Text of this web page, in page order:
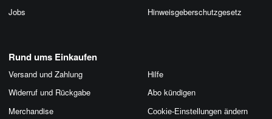
Jobs
Hinweis­geber­schutz­gesetz
Rund ums Einkaufen
Versand und Zahlung
Widerruf und Rückgabe
Merchandise
Hilfe
Abo kündigen
Cookie-Einstellungen ändern